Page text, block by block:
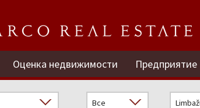
Оценка недвижимости Предприятие